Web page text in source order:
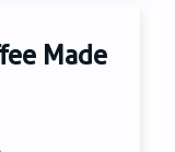
Made